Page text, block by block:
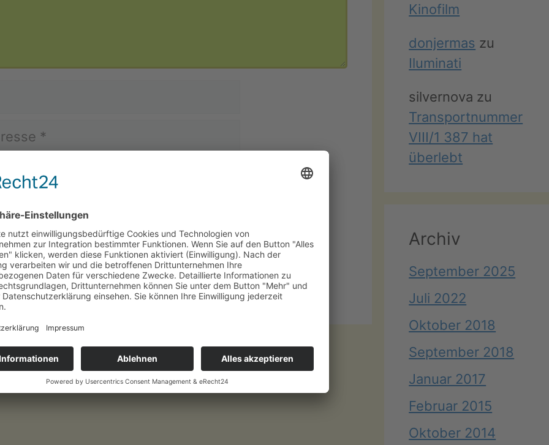
Adresse und Website in diesem Browser für
Kommentar speichern.
Kinofilm
donjermas zu
Iluminati
silvernova zu
Transportnummer
VIII/1 387 hat
überlebt
Archiv
September 2025
Juli 2022
Oktober 2018
September 2018
Januar 2017
Februar 2015
Oktober 2014